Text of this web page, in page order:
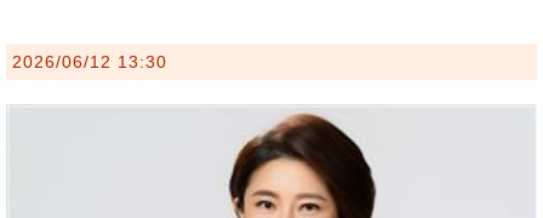
2026/06/12 13:30